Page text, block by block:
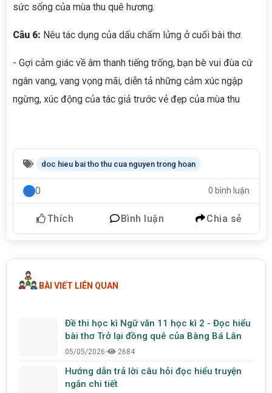
sức sống của mùa thu quê hương.
Câu 6: Nêu tác dụng của dấu chấm lửng ở cuối bài thơ.
- Gợi cảm giác về âm thanh tiếng trống, bạn bè vui đùa cứ
ngân vang, vang vọng mãi, diễn tả những cảm xúc ngập
ngừng, xúc động của tác giả trước vẻ đẹp của mùa thu
doc hieu bai tho thu cua nguyen trong hoan
0 0 bình luận
Thích Bình luận Chia sẻ
BÀI VIẾT LIÊN QUAN
Đề thi học kì Ngữ văn 11 học kì 2 - Đọc hiểu
bài thơ Trở lại đồng quê của Bàng Bá Lân
05/05/2026• 2684
Hướng dẫn trả lời câu hỏi đọc hiểu truyện
ngắn chi tiết